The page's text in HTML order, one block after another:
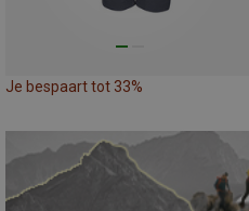
Je bespaart tot 33%